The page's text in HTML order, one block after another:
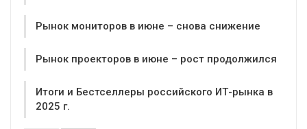
Рынок мониторов в июне – снова снижение
Рынок проекторов в июне – рост продолжился
Итоги и Бестселлеры российского ИТ-рынка в
2025 г.